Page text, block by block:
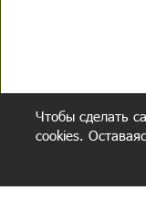
Чтобы сделать
cookies.